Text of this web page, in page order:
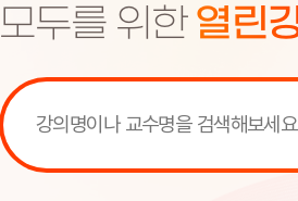
주요통계현황
모두를 위한 열린